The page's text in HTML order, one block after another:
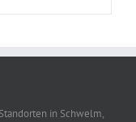
in Schwelm,